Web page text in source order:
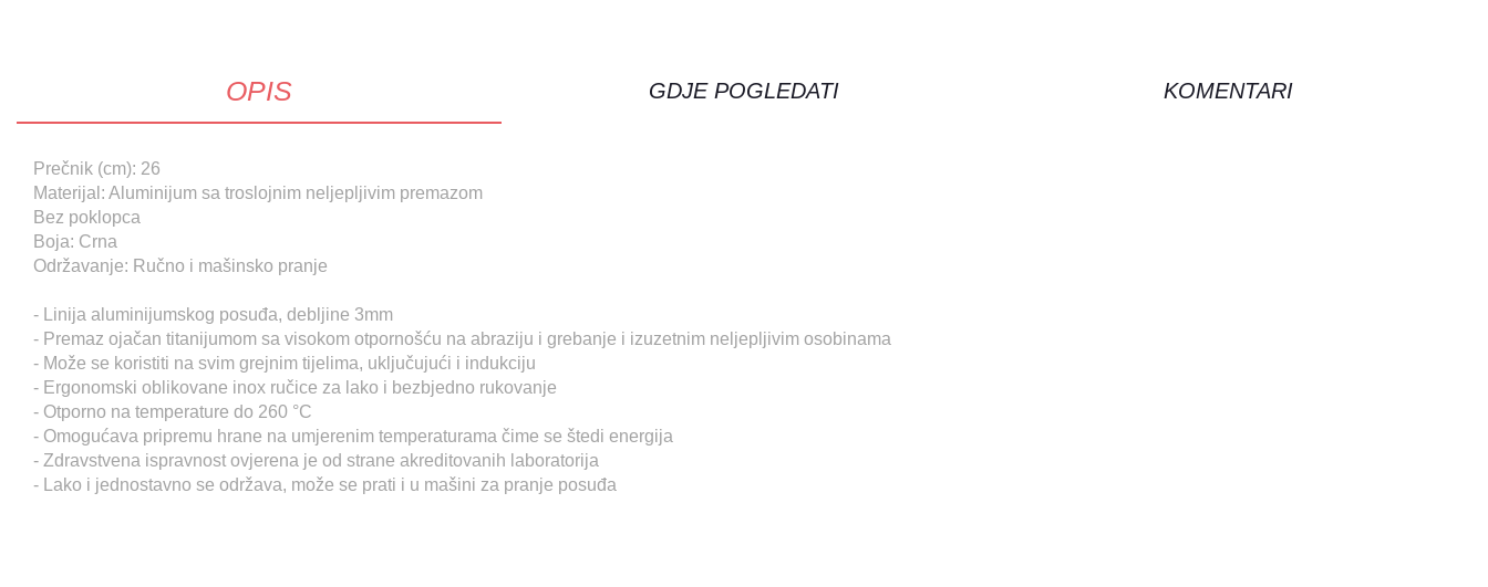
OPIS
Prečnik (cm): 26
Materijal: Aluminijum sa troslojnim neljepljivim premazom
Bez poklopca
Boja: Crna
Održavanje: Ručno i mašinsko pranje
- Linija aluminijumskog posuđa, debljine 3mm
- Premaz ojačan titanijumom sa visokom otpornošću na abraziju i grebanje i izuzetnim neljepljivim osobinama
- Može se koristiti na svim grejnim tijelima, uključujući i indukciju
- Ergonomski oblikovane inox ručice za lako i bezbjedno rukovanje
- Otporno na temperature do 260 °C
- Omogućava pripremu hrane na umjerenim temperaturama čime se štedi energija
- Zdravstvena ispravnost ovjerena je od strane akreditovanih laboratorija
- Lako i jednostavno se održava, može se prati i u mašini za pranje posuđa
GDJE POGLEDATI KOMENTARI